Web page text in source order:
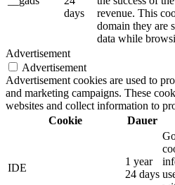
days
revenue. This
domain they are
data while
Advertisement
Advertisement
Advertisement cookies are used to
and marketing campaigns. These
websites and collect information to
Cookie
Dauer
IDE
1 year
24 days